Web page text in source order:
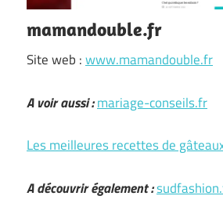
mamandouble.fr
Site web :www.mamandouble.fr
A voir aussi :mariage-conseils.fr
Les meilleures recettes de
A découvrir également :